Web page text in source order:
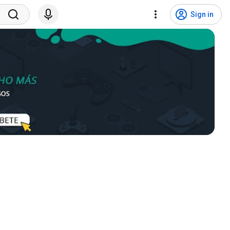
Sign in